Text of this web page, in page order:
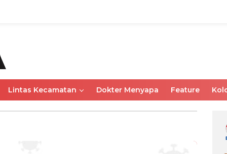
Lintas Kecamatan Dokter Menyapa Feature